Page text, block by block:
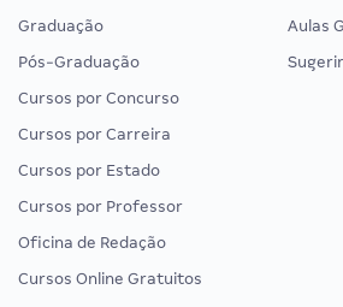
Graduação
Pós-Graduação
Cursos por Concurso
Cursos por Carreira
Cursos por Estado
Cursos por Professor
Oficina de Redação
Cursos Online Gratuitos
Aulas